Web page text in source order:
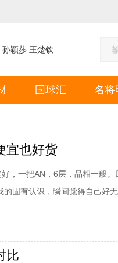
孙颖莎 王楚钦
国球汇 名将
宜也好货
，一把AN，6层，品相一般。
固有认识，瞬间觉得自己好
，最多退1—1.5米，也没打出
比